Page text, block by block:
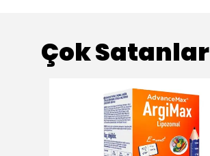
Çok Satanlar